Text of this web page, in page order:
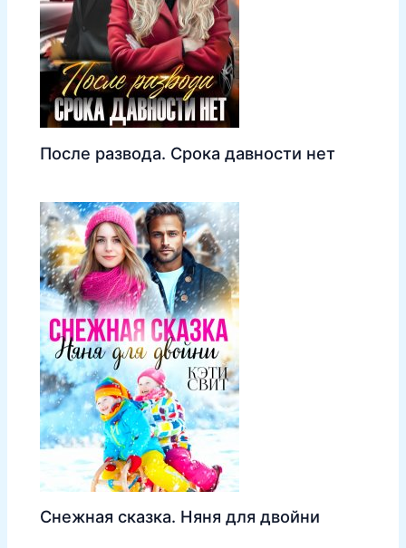
После развода. Срока давности нет
Снежная сказка. Няня для двойни